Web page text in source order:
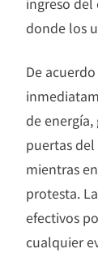
donde los
De
de
puertas
mientras
protesta.
efectivos
cualquier